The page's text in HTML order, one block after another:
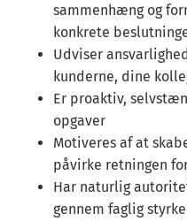
sammenhæng og
konkrete
Udviser
kunderne, dine
Er proaktiv,
opgaver
Motiveres af at
påvirke retningen
Har naturlig
gennem faglig